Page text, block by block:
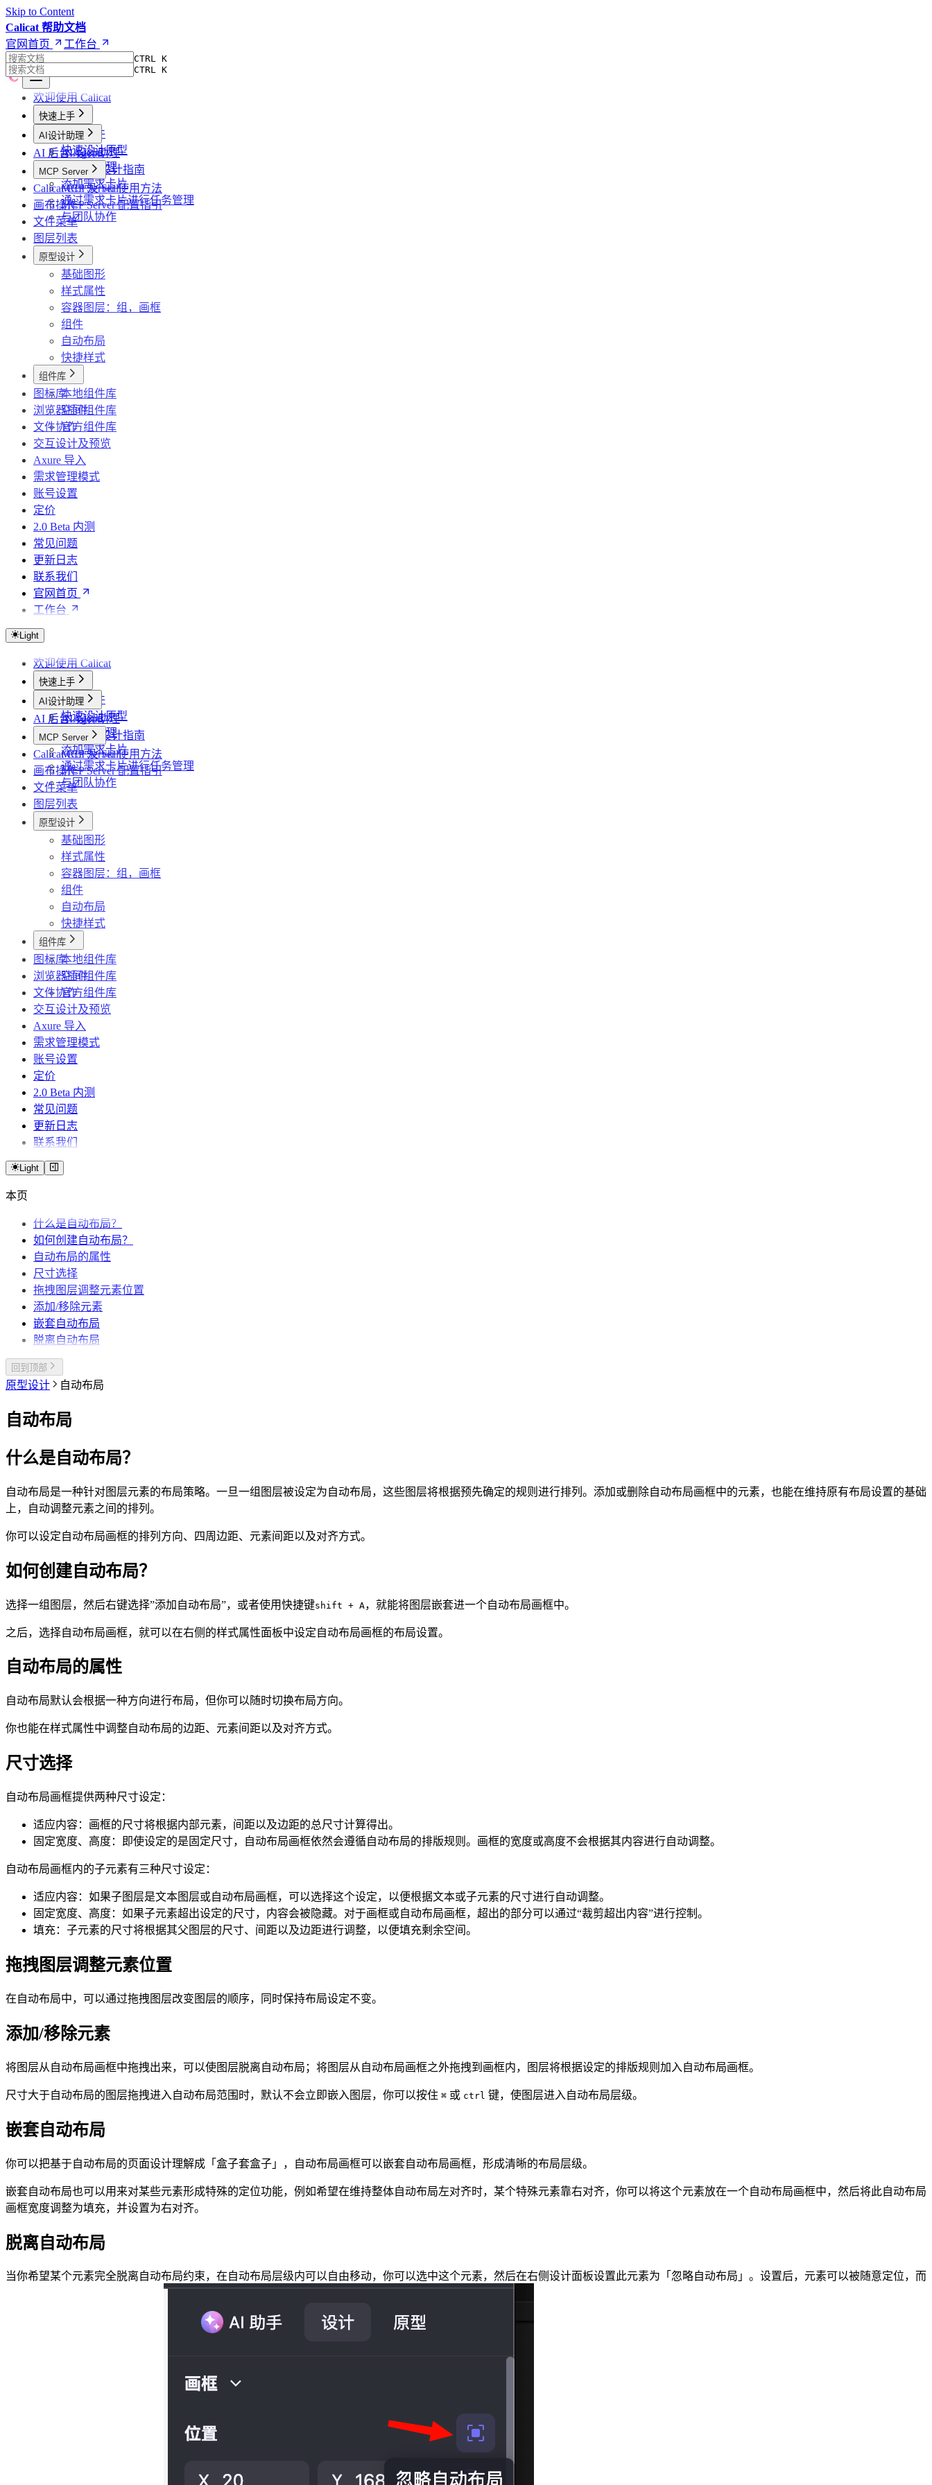
Skip to Content
Calicat 帮助文档
官网首页
工作台
CTRL K
CTRL K
欢迎使用 Calicat
快速上手
创建文件
快速设计原型
使用AI助理
添加需求卡片
通过需求卡片进行任务管理
与团队协作
AI设计助理
AI 设计助理
高效 AI 设计指南
AI 后台 Agents
MCP Server
MCP Server 使用方法
MCP Server 配置指引
Calicat CLI 及 Skill
画布操作
文件菜单
图层列表
原型设计
基础图形
样式属性
容器图层：组，画框
组件
自动布局
快捷样式
组件库
本地组件库
空间组件库
官方组件库
图标库
浏览器插件
文件协作
交互设计及预览
Axure 导入
需求管理模式
账号设置
定价
2.0 Beta 内测
常见问题
更新日志
联系我们
官网首页
工作台
Light
欢迎使用 Calicat
快速上手
创建文件
快速设计原型
使用AI助理
添加需求卡片
通过需求卡片进行任务管理
与团队协作
AI设计助理
AI 设计助理
高效 AI 设计指南
AI 后台 Agents
MCP Server
MCP Server 使用方法
MCP Server 配置指引
Calicat CLI 及 Skill
画布操作
文件菜单
图层列表
原型设计
基础图形
样式属性
容器图层：组，画框
组件
自动布局
快捷样式
组件库
本地组件库
空间组件库
官方组件库
图标库
浏览器插件
文件协作
交互设计及预览
Axure 导入
需求管理模式
账号设置
定价
2.0 Beta 内测
常见问题
更新日志
联系我们
Light
本页
什么是自动布局？
如何创建自动布局？
自动布局的属性
尺寸选择
拖拽图层调整元素位置
添加/移除元素
嵌套自动布局
脱离自动布局
回到顶部
原型设计 自动布局
自动布局
什么是自动布局？
自动布局是一种针对图层元素的布局策略。一旦一组图层被设定为自动布局，这些图层将根据预先确定的规则进行排列。添加或删除自动布局画框中的元素，也能在维持原有布局设置的基础
上，自动调整元素之间的排列。
你可以设定自动布局画框的排列方向、四周边距、元素间距以及对齐方式。
如何创建自动布局？
选择一组图层，然后右键选择”添加自动布局”，或者使用快捷键shift + A，就能将图层嵌套进一个自动布局画框中。
之后，选择自动布局画框，就可以在右侧的样式属性面板中设定自动布局画框的布局设置。
自动布局的属性
自动布局默认会根据一种方向进行布局，但你可以随时切换布局方向。
你也能在样式属性中调整自动布局的边距、元素间距以及对齐方式。
尺寸选择
自动布局画框提供两种尺寸设定：
适应内容：画框的尺寸将根据内部元素，间距以及边距的总尺寸计算得出。
固定宽度、高度：即使设定的是固定尺寸，自动布局画框依然会遵循自动布局的排版规则。画框的宽度或高度不会根据其内容进行自动调整。
自动布局画框内的子元素有三种尺寸设定：
适应内容：如果子图层是文本图层或自动布局画框，可以选择这个设定，以便根据文本或子元素的尺寸进行自动调整。
固定宽度、高度：如果子元素超出设定的尺寸，内容会被隐藏。对于画框或自动布局画框，超出的部分可以通过“裁剪超出内容”进行控制。
填充：子元素的尺寸将根据其父图层的尺寸、间距以及边距进行调整，以便填充剩余空间。
拖拽图层调整元素位置
在自动布局中，可以通过拖拽图层改变图层的顺序，同时保持布局设定不变。
添加/移除元素
将图层从自动布局画框中拖拽出来，可以使图层脱离自动布局；将图层从自动布局画框之外拖拽到画框内，图层将根据设定的排版规则加入自动布局画框。
尺寸大于自动布局的图层拖拽进入自动布局范围时，默认不会立即嵌入图层，你可以按住 ⌘ 或 ctrl 键，使图层进入自动布局层级。
嵌套自动布局
你可以把基于自动布局的页面设计理解成「盒子套盒子」，自动布局画框可以嵌套自动布局画框，形成清晰的布局层级。
嵌套自动布局也可以用来对某些元素形成特殊的定位功能，例如希望在维持整体自动布局左对齐时，某个特殊元素靠右对齐，你可以将这个元素放在一个自动布局画框中，然后将此自动布局
画框宽度调整为填充，并设置为右对齐。
脱离自动布局
当你希望某个元素完全脱离自动布局约束，在自动布局层级内可以自由移动，你可以选中这个元素，然后在右侧设计面板设置此元素为「忽略自动布局」。设置后，元素可以被随意定位，而